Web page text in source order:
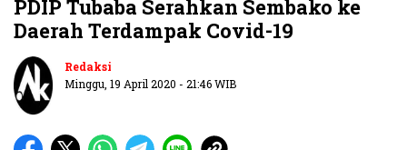
PDIP Tubaba Serahkan Sembako ke
Daerah Terdampak Covid-19
Redaksi
Minggu, 19 April 2020 - 21:46 WIB